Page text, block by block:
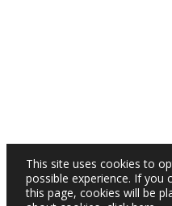
This site uses cookies to
possible experience. If you
this page, cookies will be